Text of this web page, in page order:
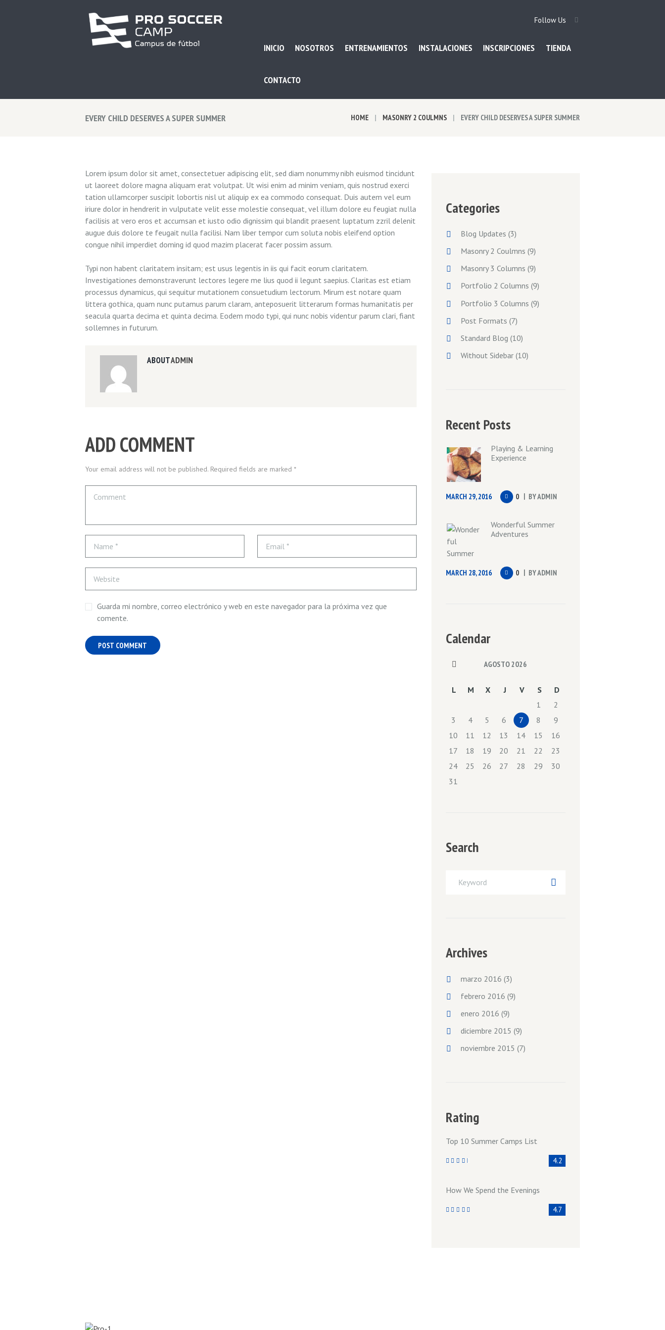
Follow Us
INICIO NOSOTROS ENTRENAMIENTOS INSTALACIONES INSCRIPCIONES TIENDA
CONTACTO
EVERY CHILD DESERVES A SUPER SUMMER HOME MASONRY 2 COULMNS EVERY CHILD DESERVES A SUPER SUMMER
Lorem ipsum dolor sit amet, consectetuer adipiscing elit, sed diam nonummy nibh euismod tincidunt
ut laoreet dolore magna aliquam erat volutpat. Ut wisi enim ad minim veniam, quis nostrud exerci
tation ullamcorper suscipit lobortis nisl ut aliquip ex ea commodo consequat. Duis autem vel eum
iriure dolor in hendrerit in vulputate velit esse molestie consequat, vel illum dolore eu feugiat nulla
facilisis at vero eros et accumsan et iusto odio dignissim qui blandit praesent luptatum zzril delenit
augue duis dolore te feugait nulla facilisi. Nam liber tempor cum soluta nobis eleifend option
congue nihil imperdiet doming id quod mazim placerat facer possim assum.
Typi non habent claritatem insitam; est usus legentis in iis qui facit eorum claritatem.
Investigationes demonstraverunt lectores legere me lius quod ii legunt saepius. Claritas est etiam
processus dynamicus, qui sequitur mutationem consuetudium lectorum. Mirum est notare quam
littera gothica, quam nunc putamus parum claram, anteposuerit litterarum formas humanitatis per
seacula quarta decima et quinta decima. Eodem modo typi, qui nunc nobis videntur parum clari, fiant
sollemnes in futurum.
ABOUTADMIN
ADD COMMENT
Your email address will not be published. Required fields are marked *
Guarda mi nombre, correo electrónico y web en este navegador para la próxima vez que
comente.
Categories
Blog Updates (3)
Masonry 2 Coulmns (9)
Masonry 3 Columns (9)
Portfolio 2 Columns (9)
Portfolio 3 Columns (9)
Post Formats (7)
Standard Blog (10)
Without Sidebar (10)
Recent Posts
Playing & Learning
Experience
MARCH 29, 2016 0 BYADMIN
Wonderful Summer
Adventures
MARCH 28, 2016 0 BYADMIN
Calendar
AGOSTO 2026
L M X J V S
D
1
2
3
4 5 6 7 8
9
10
11 12 13 14 15
16
17
18 19 20 21 22
23
24
25 26 27 28 29
30
31
Search
Archives
marzo 2016 (3)
febrero 2016 (9)
enero 2016 (9)
diciembre 2015 (9)
noviembre 2015 (7)
Rating
Top 10 Summer Camps List
4.2
How We Spend the Evenings
4.7